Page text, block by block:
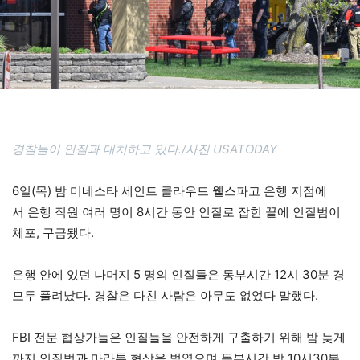
경찰들이 인질과 대치하고 있다./사진 USATODAY
6일(목) 밤 미네소타 세인트 클라우드 웰스파고 은행 지점에
서 은행 직원 여러 명이 8시간 동안 인질로 잡힌 끝에 인질범이
체포, 구금됐다.
은행 안에 있던 나머지 5 명의 인질들은 동부시간 12시 30분 경
모두 풀려났다. 경찰은 다친 사람은 아무도 없었다 말했다.
FBI 전문 협상가들은 인질들을 안전하게 구출하기 위해 밤 늦게